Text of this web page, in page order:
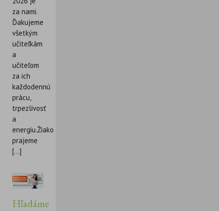
za nami.
Ďakujeme
všetkým
učiteľkám
a
učiteľom
za ich
každodennú
prácu,
trpezlivosť
a
energiu.Žiakom
prajeme
[...]
Hľadáme